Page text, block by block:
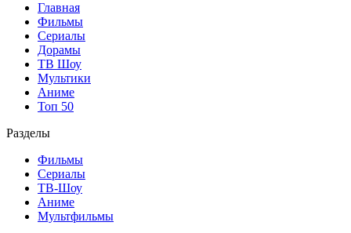
Главная
Фильмы
Сериалы
Дорамы
ТВ Шоу
Мультики
Аниме
Топ 50
Разделы
Фильмы
Сериалы
ТВ-Шоу
Аниме
Мультфильмы